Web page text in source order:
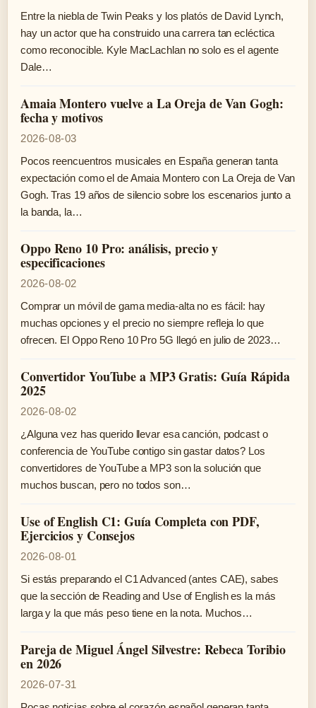
Entre la niebla de Twin Peaks y los platós de David Lynch,
hay un actor que ha construido una carrera tan ecléctica
como reconocible. Kyle MacLachlan no solo es el agente
Dale…
Amaia Montero vuelve a La Oreja de Van Gogh:
fecha y motivos
2026-08-03
Pocos reencuentros musicales en España generan tanta
expectación como el de Amaia Montero con La Oreja de Van
Gogh. Tras 19 años de silencio sobre los escenarios junto a
la banda, la…
Oppo Reno 10 Pro: análisis, precio y
especificaciones
2026-08-02
Comprar un móvil de gama media-alta no es fácil: hay
muchas opciones y el precio no siempre refleja lo que
ofrecen. El Oppo Reno 10 Pro 5G llegó en julio de 2023…
Convertidor YouTube a MP3 Gratis: Guía Rápida
2025
2026-08-02
¿Alguna vez has querido llevar esa canción, podcast o
conferencia de YouTube contigo sin gastar datos? Los
convertidores de YouTube a MP3 son la solución que
muchos buscan, pero no todos son…
Use of English C1: Guía Completa con PDF,
Ejercicios y Consejos
2026-08-01
Si estás preparando el C1 Advanced (antes CAE), sabes
que la sección de Reading and Use of English es la más
larga y la que más peso tiene en la nota. Muchos…
Pareja de Miguel Ángel Silvestre: Rebeca Toribio
en 2026
2026-07-31